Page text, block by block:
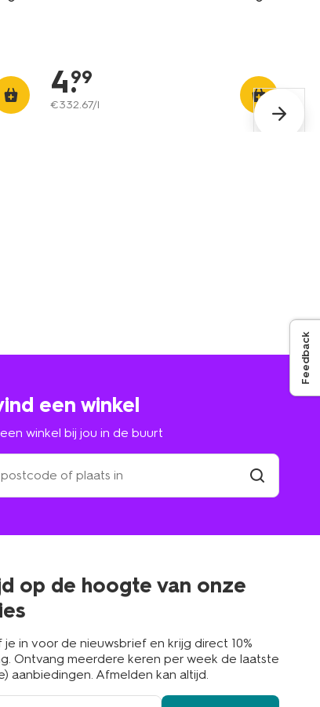
4.
99
€332.67/l
een winkel
winkel bij jou in de buurt
op de hoogte van onze
je in voor de nieuwsbrief en krijg direct 10%
Ontvang meerdere keren per week de laatste
aanbiedingen. Afmelden kan altijd.
Feedback